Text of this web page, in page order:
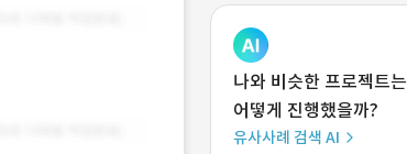
나와 비슷한 프로젝트는
어떻게 진행했을까?
유사사례 검색 AI